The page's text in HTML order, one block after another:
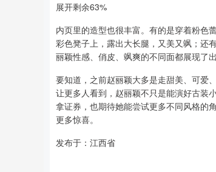
展开剩余63%
内页里的造型也很丰富。有的是穿着粉色
彩色凳子上，露出大长腿，又美又飒；还
丽颖性感、俏皮、飒爽的不同面都展现了出
要知道，之前赵丽颖大多是走甜美、可爱
让更多人看到，赵丽颖不只是能演好古装
拿证券，也期待她能尝试更多不同风格的
更多惊喜。
发布于：江西省